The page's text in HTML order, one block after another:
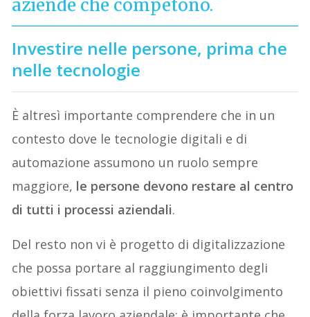
aziende che competono.
Investire nelle persone, prima che
nelle tecnologie
È altresì importante comprendere che in un
contesto dove le tecnologie digitali e di
automazione assumono un ruolo sempre
maggiore, le persone devono restare al centro
di tutti i processi aziendali.
Del resto non vi è progetto di digitalizzazione
che possa portare al raggiungimento degli
obiettivi fissati senza il pieno coinvolgimento